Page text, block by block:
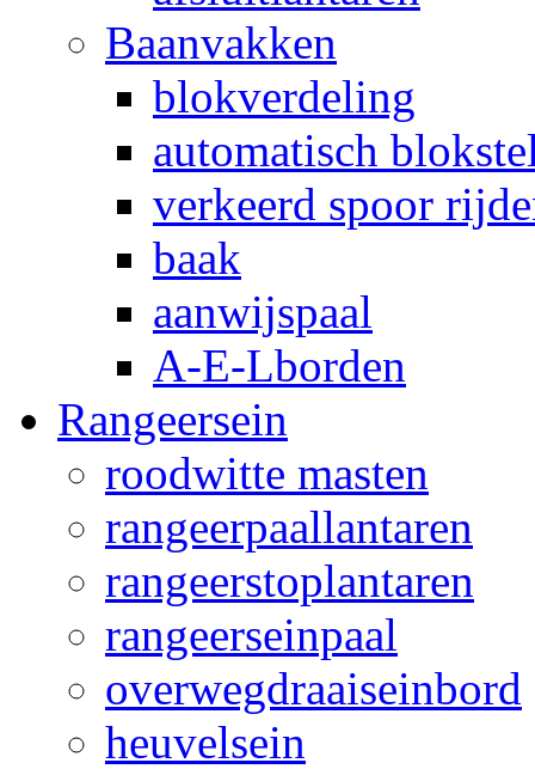
Baanvakken
blokverdeling
automatisch
verkeerd spoor
baak
aanwijspaal
A-E-Lborden
Rangeersein
roodwitte masten
rangeerpaallantaren
rangeerstoplantaren
rangeerseinpaal
overwegdraaiseinbord
heuvelsein